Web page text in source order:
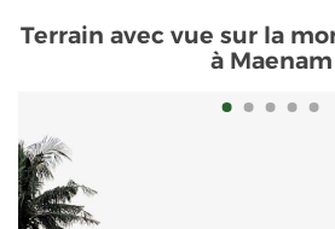
Terrain avec vue sur la
à Maenam